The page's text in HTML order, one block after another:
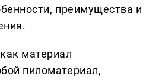
преимущества и
материал
пиломатериал,